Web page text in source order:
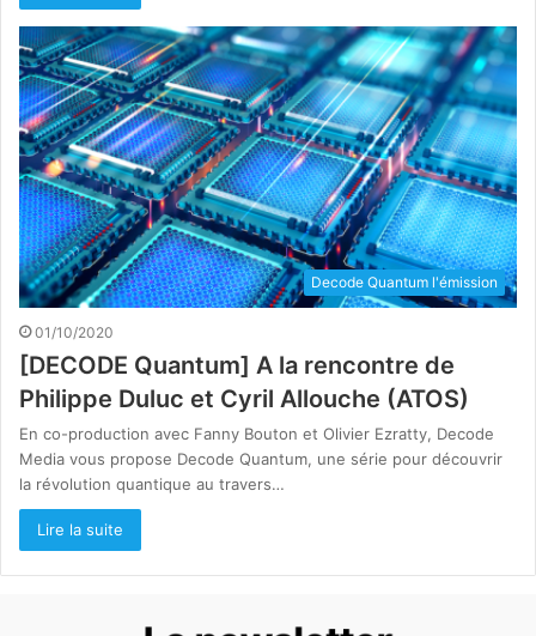
Decode Quantum l'émission
01/10/2020
[DECODE Quantum] A la rencontre de
Philippe Duluc et Cyril Allouche (ATOS)
En co-production avec Fanny Bouton et Olivier Ezratty, Decode
Media vous propose Decode Quantum, une série pour découvrir
la révolution quantique au travers…
Lire la suite